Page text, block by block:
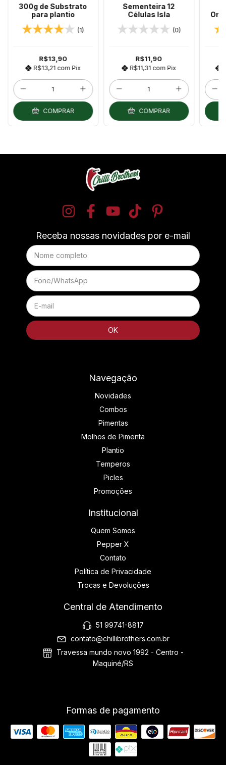
300g de Substrato
para plantio
(1)
R$13,90
R$13,21 com Pix
COMPRAR
Sementeira 12
Células Isla
(0)
R$11,90
R$11,31 com Pix
COMPRAR
Receba nossas novidades por e-mail
Navegação
Novidades
Combos
Pimentas
Molhos de Pimenta
Plantio
Temperos
Picles
Promoções
Institucional
Quem Somos
Pepper X
Contato
Política de Privacidade
Trocas e Devoluções
Central de Atendimento
51 99741-8817
contato@chillibrothers.com.br
Travessa mundo novo 1992 - Centro -
Maquiné/RS
Formas de pagamento